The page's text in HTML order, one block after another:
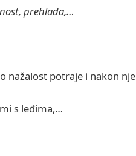
prehlada,…
nažalost potraje i nakon nje
s leđima,…